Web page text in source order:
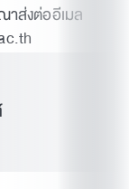
าส่งต่ออีเมล